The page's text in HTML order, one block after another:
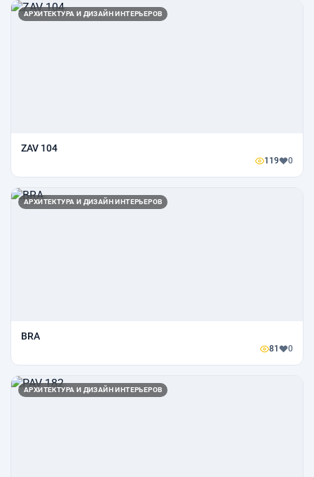
АРХИТЕКТУРА И ДИЗАЙН ИНТЕРЬЕРОВ
ZAV 104
119 0
АРХИТЕКТУРА И ДИЗАЙН ИНТЕРЬЕРОВ
BRA
81 0
АРХИТЕКТУРА И ДИЗАЙН ИНТЕРЬЕРОВ